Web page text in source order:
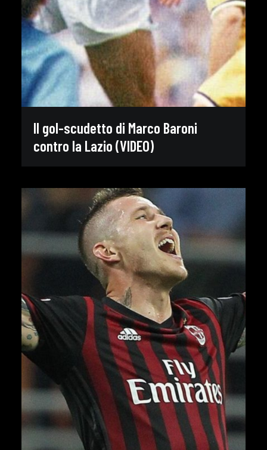
Il gol-scudetto di Marco Baroni
contro la Lazio (VIDEO)